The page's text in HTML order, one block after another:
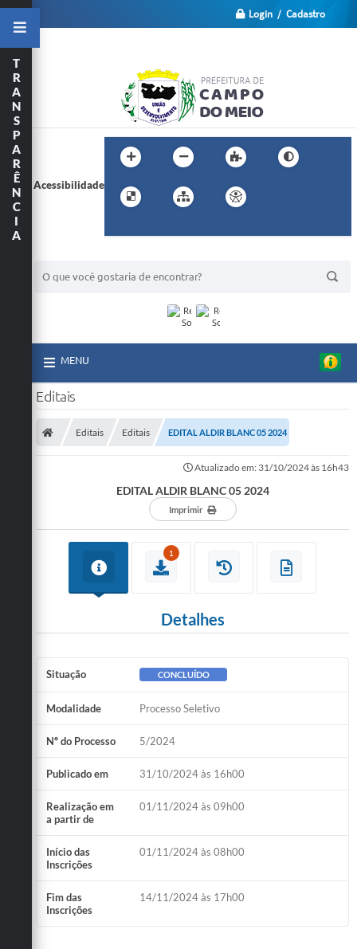
Login / Cadastro
Acessibilidade
MENU
T
R
A
N
S
P
A
R
Ê
N
C
I
A
Editais
Editais Editais EDITAL ALDIR BLANC 05 2024
Atualizado em: 31/10/2024 às 16h43
EDITAL ALDIR BLANC 05 2024
Imprimir
1
Detalhes
Situação CONCLUÍDO
Modalidade Processo Seletivo
Nº do Processo 5/2024
Publicado em 31/10/2024 às 16h00
Realização em
a partir de
01/11/2024 às 09h00
Início das
Inscrições
01/11/2024 às 08h00
Fim das
Inscrições
14/11/2024 às 17h00